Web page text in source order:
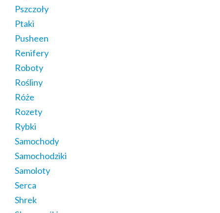
Pszczoły
Ptaki
Pusheen
Renifery
Roboty
Rośliny
Róże
Rozety
Rybki
Samochody
Samochodziki
Samoloty
Serca
Shrek